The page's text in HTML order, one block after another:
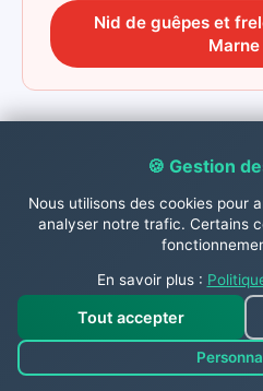
Nid de guêpes et
Marne
Notre technicien
près de
La zone d'intervention
secteur. Un nid de
environs ?
🍪 Gestion
Nous utilisons des cookies pour
analyser notre trafic. Certains
En savoir plus :
Tout accepter